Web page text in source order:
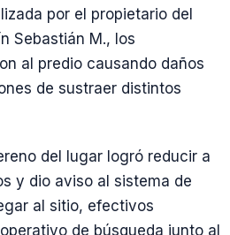
por el propietario del
Sebastián M., los
al predio causando daños
de sustraer distintos
del lugar logró reducir a
y dio aviso al sistema de
al sitio, efectivos
de búsqueda junto al